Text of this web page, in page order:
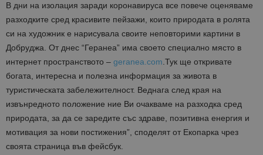
В дни на изолация заради коронавируса все повече оценяваме
разходките сред красивите пейзажи, които природата в ролята
си на художник е нарисувала своите неповторими картини в
Добруджа. От днес “Геранеа” има своето специално място в
интернет пространството – geranea.com.Тук ще откривате
богата, интересна и полезна информация за живота в
туристическата забележителност. Веднага след края на
извънредното положение ние Ви очакваме на разходка сред
природата, за да се заредите със здраве, позитивна енергия и
мотивация за нови постижения”, споделят от Екопарка чрез
своята страница във фейсбук.